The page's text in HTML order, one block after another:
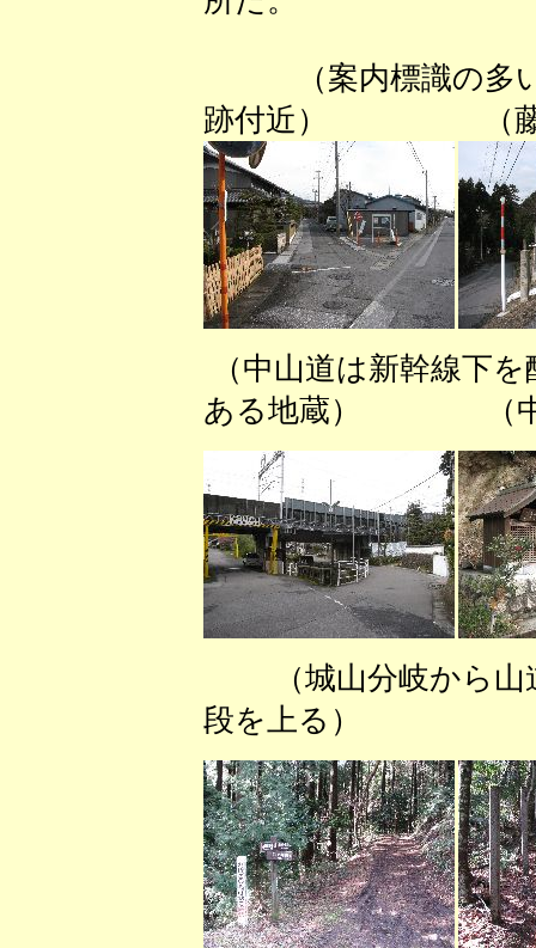
（案内標識の
跡付近） （藤古
（中山道は新幹線下
ある地蔵） （中
（城山分岐か
段を上る） （